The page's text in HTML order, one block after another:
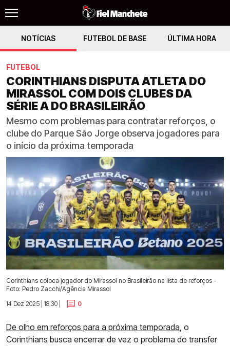
NOTÍCIAS FUTEBOL DE BASE ÚLTIMA HORA
FUTEBOL
CORINTHIANS DISPUTA ATLETA DO
MIRASSOL COM DOIS CLUBES DA
SÉRIE A DO BRASILEIRÃO
Mesmo com problemas para contratar reforços, o
clube do Parque São Jorge observa jogadores para
o início da próxima temporada
Corinthians coloca jogador do Mirassol no Brasileirão na lista de reforços -
Foto: Pedro Zacchi/Agência Mirassol
14 Dez 2025 | 18:30 |
0
De olho em reforços para a próxima temporada, o
Corinthians busca encerrar de vez o problema do transfer